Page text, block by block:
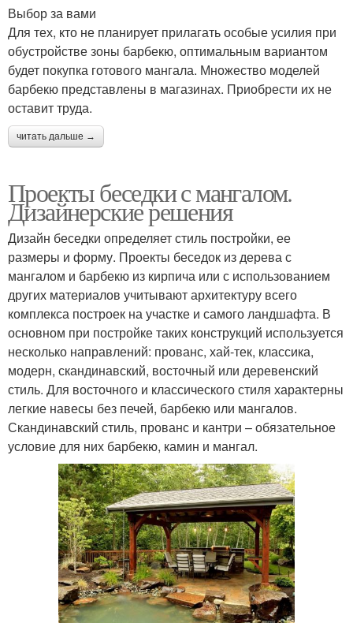
Выбор за вами
Для тех, кто не планирует прилагать особые усилия при
обустройстве зоны барбекю, оптимальным вариантом
будет покупка готового мангала. Множество моделей
барбекю представлены в магазинах. Приобрести их не
оставит труда.
читать дальше →
Проекты беседки с мангалом.
Дизайнерские решения
Дизайн беседки определяет стиль постройки, ее
размеры и форму. Проекты беседок из дерева с
мангалом и барбекю из кирпича или с использованием
других материалов учитывают архитектуру всего
комплекса построек на участке и самого ландшафта. В
основном при постройке таких конструкций используется
несколько направлений: прованс, хай-тек, классика,
модерн, скандинавский, восточный или деревенский
стиль. Для восточного и классического стиля характерны
легкие навесы без печей, барбекю или мангалов.
Скандинавский стиль, прованс и кантри – обязательное
условие для них барбекю, камин и мангал.